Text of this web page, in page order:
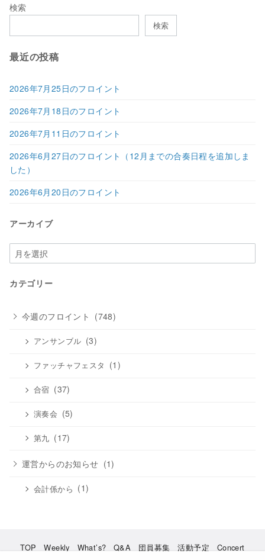
検索
検索
最近の投稿
2026年7月25日のフロイント
2026年7月18日のフロイント
2026年7月11日のフロイント
2026年6月27日のフロイント（12月までの合奏日程を追加しま
した）
2026年6月20日のフロイント
アーカイブ
ア
ー
イ
カテゴリー
今週のフロイント (748)
アンサンブル (3)
ファッチャフェスタ (1)
合宿 (37)
演奏会 (5)
第九 (17)
運営からのお知らせ (1)
会計係から (1)
TOP Weekly What’s? Q&A 団員募集 活動予定 Concert